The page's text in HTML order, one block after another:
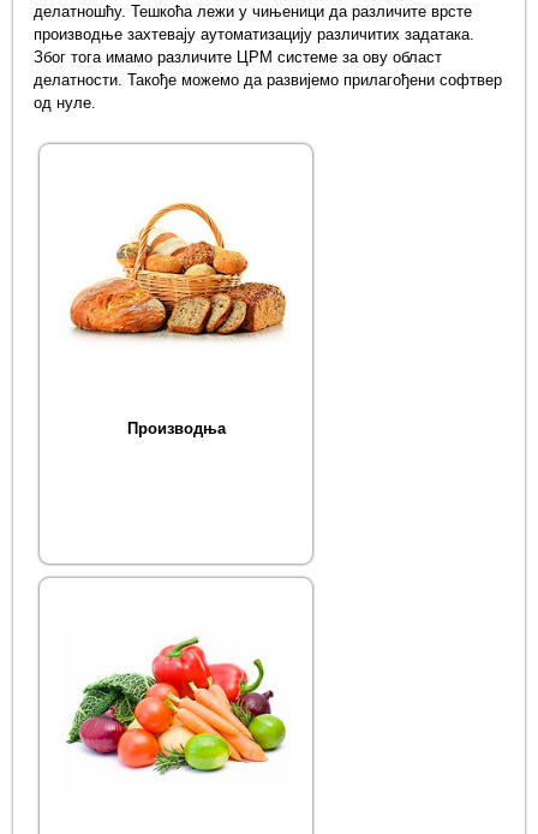
делатношћу. Тешкоћа лежи у чињеници да различите врсте
производње захтевају аутоматизацију различитих задатака.
Због тога имамо различите ЦРМ системе за ову област
делатности. Такође можемо да развијемо прилагођени софтвер
од нуле.
Производња